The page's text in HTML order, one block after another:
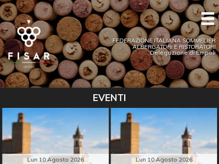
FEDERAZIONE ITALIANA SOMMELIER
ALBERGATORI E RISTORATORI
Delegazione di Empoli
EVENTI
Lun 10 Agosto 2026 Lun 10 Agosto 2026